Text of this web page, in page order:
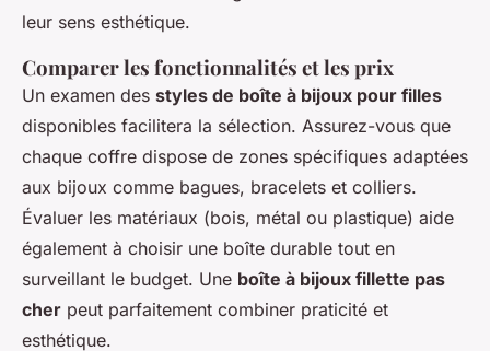
leur sens esthétique.
Comparer les fonctionnalités et les prix
Un examen des styles de boîte à bijoux pour filles
disponibles facilitera la sélection. Assurez-vous que
chaque coffre dispose de zones spécifiques adaptées
aux bijoux comme bagues, bracelets et colliers.
Évaluer les matériaux (bois, métal ou plastique) aide
également à choisir une boîte durable tout en
surveillant le budget. Une boîte à bijoux fillette pas
cher peut parfaitement combiner praticité et
esthétique.